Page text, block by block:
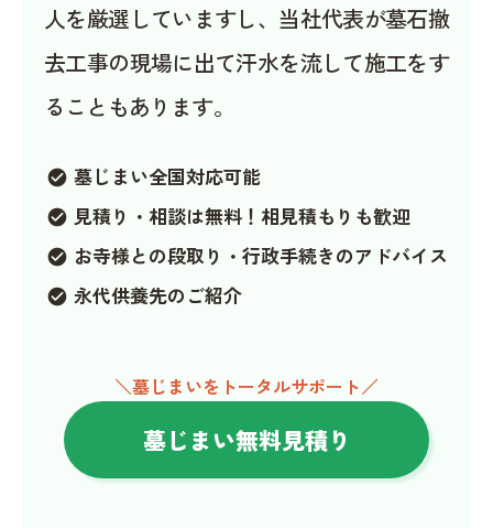
人を厳選していますし、当社代表が墓石撤
去工事の現場に出て汗水を流して施工をす
ることもあります。
check_circle 墓じまい全国対応可能
check_circle 見積り・相談は無料！相見積もりも歓迎
check_circle お寺様との段取り・行政手続きのアドバイス
check_circle 永代供養先のご紹介
＼墓じまいをトータルサポート／
墓じまい無料見積り